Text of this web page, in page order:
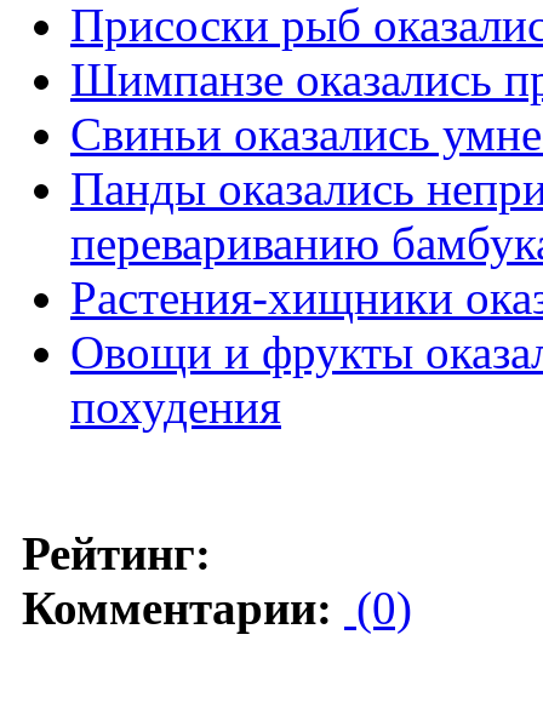
Присоски рыб
Шимпанзе оказались
Свиньи оказались
Панды оказались
перевариванию
Растения-хищники
Овощи и фрукты
похудения
Рейтинг:
Комментарии: (0)